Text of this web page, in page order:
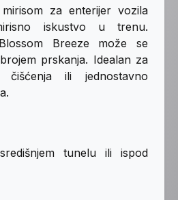
za enterijer vozila
iskustvo u trenu.
Breeze može se
prskanja. Idealan za
ili jednostavno
tunelu ili ispod